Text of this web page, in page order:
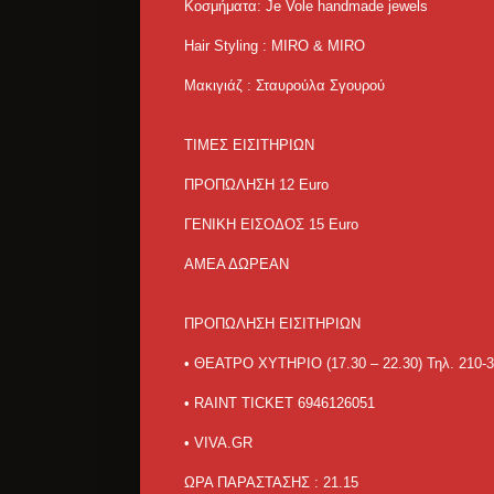
Κοσμήματα: Je Vole handmade jewels
Hair Styling : MIRO & MIRO
Μακιγιάζ : Σταυρούλα Σγουρού
ΤΙΜΕΣ ΕΙΣΙΤΗΡΙΩΝ
ΠΡΟΠΩΛΗΣΗ 12 Euro
ΓΕΝΙΚΗ ΕΙΣΟΔΟΣ 15 Euro
ΑΜΕΑ ΔΩΡΕΑΝ
ΠΡΟΠΩΛΗΣΗ ΕΙΣΙΤΗΡΙΩΝ
• ΘΕΑΤΡΟ ΧΥΤΗΡΙΟ (17.30 – 22.30) Τηλ. 210-
• RAINT TICKET 6946126051
• VIVA.GR
ΩΡΑ ΠΑΡΑΣΤΑΣΗΣ : 21.15